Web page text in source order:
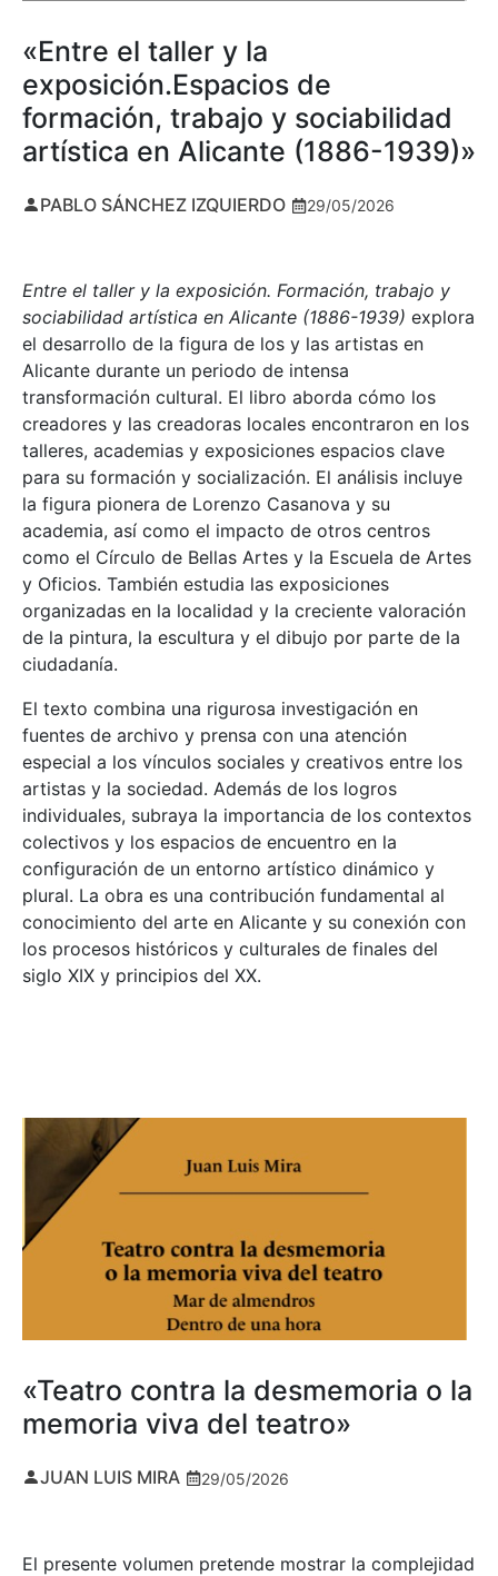
«Entre el taller y la
exposición.Espacios de
formación, trabajo y sociabilidad
artística en Alicante (1886-1939)»
PABLO SÁNCHEZ IZQUIERDO 29/05/2026
Entre el taller y la exposición. Formación, trabajo y
sociabilidad artística en Alicante (1886-1939) explora
el desarrollo de la figura de los y las artistas en
Alicante durante un periodo de intensa
transformación cultural. El libro aborda cómo los
creadores y las creadoras locales encontraron en los
talleres, academias y exposiciones espacios clave
para su formación y socialización. El análisis incluye
la figura pionera de Lorenzo Casanova y su
academia, así como el impacto de otros centros
como el Círculo de Bellas Artes y la Escuela de Artes
y Oficios. También estudia las exposiciones
organizadas en la localidad y la creciente valoración
de la pintura, la escultura y el dibujo por parte de la
ciudadanía.
El texto combina una rigurosa investigación en
fuentes de archivo y prensa con una atención
especial a los vínculos sociales y creativos entre los
artistas y la sociedad. Además de los logros
individuales, subraya la importancia de los contextos
colectivos y los espacios de encuentro en la
configuración de un entorno artístico dinámico y
plural. La obra es una contribución fundamental al
conocimiento del arte en Alicante y su conexión con
los procesos históricos y culturales de finales del
siglo XIX y principios del XX.
«Teatro contra la desmemoria o la
memoria viva del teatro»
JUAN LUIS MIRA 29/05/2026
El presente volumen pretende mostrar la complejidad